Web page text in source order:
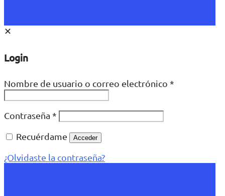
✕
Login
Nombre de usuario o correo electrónico *
Contraseña *
Recuérdame
Acceder
¿Olvidaste la contraseña?